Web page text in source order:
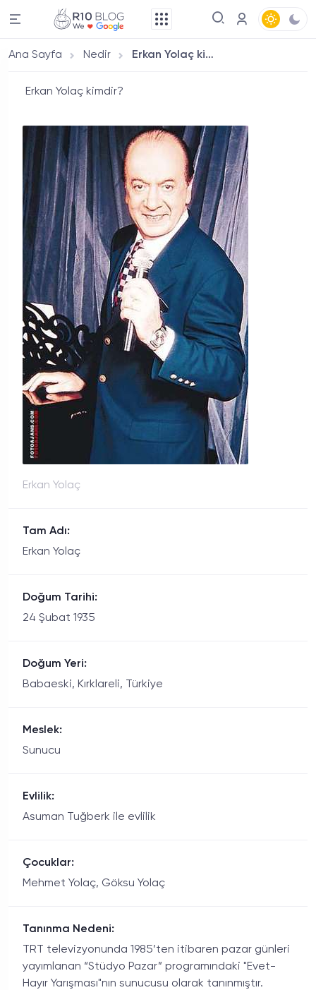
Ana Sayfa Nedir Erkan Yolaç kimdir?
Erkan Yolaç kimdir?
Erkan Yolaç
Tam Adı:
Erkan Yolaç
Doğum Tarihi:
24 Şubat 1935
Doğum Yeri:
Babaeski, Kırklareli, Türkiye
Meslek:
Sunucu
Evlilik:
Asuman Tuğberk ile evlilik
Çocuklar:
Mehmet Yolaç, Göksu Yolaç
Tanınma Nedeni:
TRT televizyonunda 1985’ten itibaren pazar günleri
yayımlanan “Stüdyo Pazar” programındaki "Evet-
Hayır Yarışması"nın sunucusu olarak tanınmıştır.